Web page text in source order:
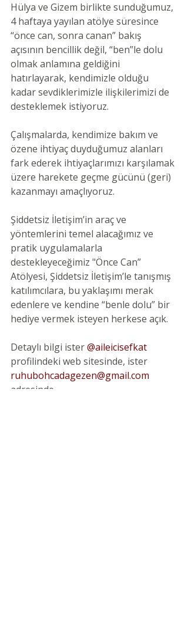
Hülya ve Gizem birlikte sunduğumuz,
4 haftaya yayılan atölye süresince
“önce can, sonra canan” bakış
açısının bencillik değil, “ben”le dolu
olmak anlamına geldiğini
hatırlayarak, kendimizle olduğu
kadar sevdiklerimizle ilişkilerimizi de
desteklemek istiyoruz.
Çalışmalarda, kendimize bakım ve
özene ihtiyaç duyduğumuz alanları
fark ederek ihtiyaçlarımızı karşılamak
üzere harekete geçme gücünü (geri)
kazanmayı amaçlıyoruz.
Şiddetsiz İletişim’in araç ve
yöntemlerini temel alacağımız ve
pratik uygulamalarla
destekleyeceğimiz "Önce Can”
Atölyesi, Şiddetsiz İletişim’le tanışmış
katılımcılara, bu yaklaşımı merak
edenlere ve kendine “benle dolu” bir
hediye vermek isteyen herkese açık.
Detaylı bilgi ister @aileicisefkat
profilindeki web sitesinde, ister
ruhubohcadagezen@gmail.com
adresinde.